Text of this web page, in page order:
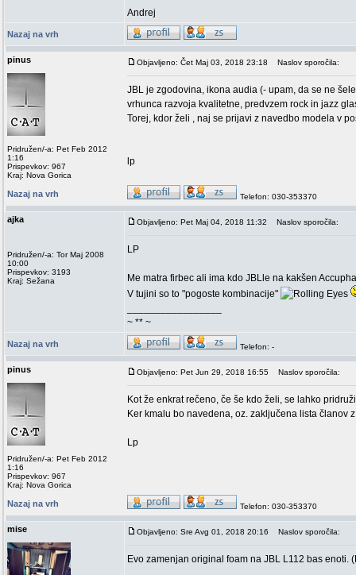
Andrej
Nazaj na vrh
pinus
Pridružen/-a: Pet Feb 2012
1:16
Prispevkov: 967
Kraj: Nova Gorica
Objavljeno: Čet Maj 03, 2018 23:18 Naslov sporočila:
JBL je zgodovina, ikona audia (- upam, da se ne
vrhunca razvoja kvalitetne, predvzem rock in jazz
Torej, kdor želi , naj se prijavi z navedbo modela v
lp
Nazaj na vrh Telefon: 030-353370
ajka
Pridružen/-a: Tor Maj 2008
10:00
Prispevkov: 3193
Kraj: Sežana
Objavljeno: Pet Maj 04, 2018 11:32 Naslov sporočila:
LP
Me matra firbec ali ima kdo JBLle na kakšen
V tujini so to "pogoste kombinacije"
~ ** ~
Nazaj na vrh Telefon: -
pinus
Pridružen/-a: Pet Feb 2012
1:16
Prispevkov: 967
Kraj: Nova Gorica
Objavljeno: Pet Jun 29, 2018 16:55 Naslov sporočila:
Kot že enkrat rečeno, če še kdo želi, se lahko
Ker kmalu bo navedena, oz. zaključena lista članov
Lp
Nazaj na vrh Telefon: 030-353370
mise Objavljeno: Sre Avg 01, 2018 20:16 Naslov sporočila:
Evo zamenjan original foam na JBL L112 bas enoti.